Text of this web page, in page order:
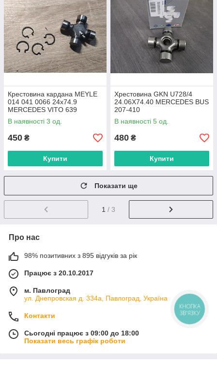
Крестовина кардана MEYLE
014 041 0066 24x74.9
MERCEDES VITO 639
В наявності 3 од.
450 ₴
Купити
Хрестовина GKN U728/4
24.06X74.40 MERCEDES BUS
207-410
В наявності 5 од.
480 ₴
Купити
Показати ще
1 / 3
Про нас
98% позитивних з 895 відгуків за рік
Працює з 20.10.2017
м. Павлоград
ул. Днепровская д. 334а, Павлоград, Україна
Контакти
Сьогодні працює з 09:00 до 18:00
Показати весь графік роботи
КНОПКА
ЗВ'ЯЗКУ